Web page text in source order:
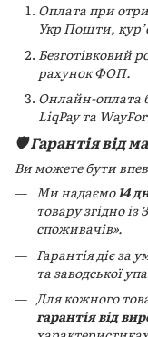
Оплата при
Укр Пошти,
Безготівковий
рахунок ФОП.
Онлайн-оплата
LiqPay та
🛡️ Гарантія від
Ви можете бути
Ми надаємо14
товару згідно
споживачів».
Гарантія діє за
та заводської
Для кожного
гарантія від